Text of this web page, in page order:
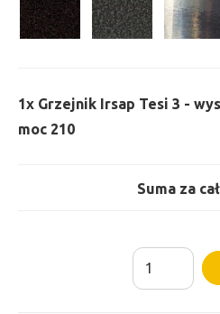
1x Grzejnik Irsap Tesi 3 -
moc 210
Suma za
ilość
Grzejnik